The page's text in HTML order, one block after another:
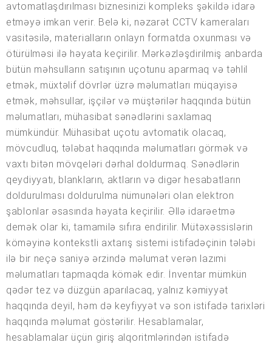
avtomatlaşdırılması biznesinizi kompleks şəkildə idarə
etməyə imkan verir. Belə ki, nəzarət CCTV kameraları
vasitəsilə, materialların onlayn formatda oxunması və
ötürülməsi ilə həyata keçirilir. Mərkəzləşdirilmiş anbarda
bütün məhsulların satışının uçotunu aparmaq və təhlil
etmək, müxtəlif dövrlər üzrə məlumatları müqayisə
etmək, məhsullar, işçilər və müştərilər haqqında bütün
məlumatları, mühasibat sənədlərini saxlamaq
mümkündür. Mühasibat uçotu avtomatik olacaq,
mövcudluq, tələbat haqqında məlumatları görmək və
vaxtı bitən mövqeləri dərhal doldurmaq. Sənədlərin
qeydiyyatı, blankların, aktların və digər hesabatların
doldurulması doldurulma nümunələri olan elektron
şablonlar əsasında həyata keçirilir. Əllə idarəetmə
demək olar ki, tamamilə sıfıra endirilir. Mütəxəssislərin
köməyinə kontekstli axtarış sistemi istifadəçinin tələbi
ilə bir neçə saniyə ərzində məlumat verən lazımi
məlumatları tapmaqda kömək edir. İnventar mümkün
qədər tez və düzgün aparılacaq, yalnız kəmiyyət
haqqında deyil, həm də keyfiyyət və son istifadə tarixləri
haqqında məlumat göstərilir. Hesablamalar,
hesablamalar üçün giriş alqoritmlərindən istifadə